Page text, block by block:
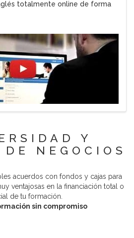
totalmente online de forma
Y
NEGOCIOS
acuerdos con fondos y cajas para
ventajosas en la financiación total o
de tu formación.
sin compromiso